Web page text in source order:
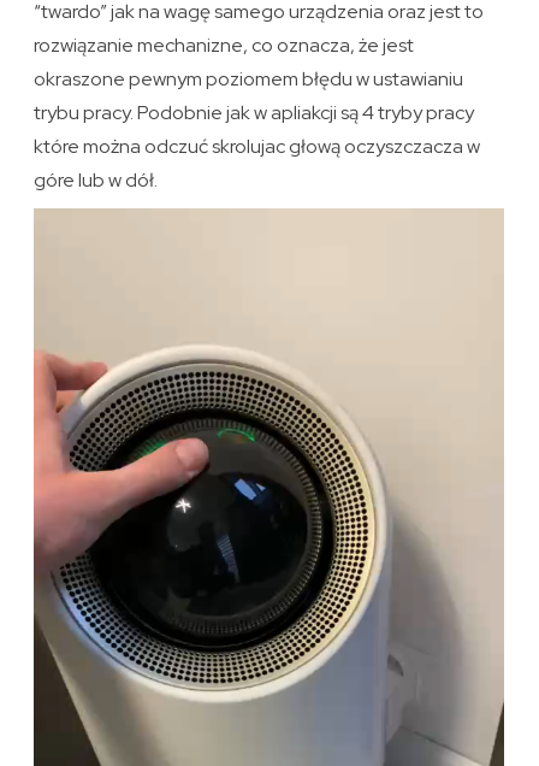
“twardo” jak na wagę samego urządzenia oraz jest to
rozwiązanie mechanizne, co oznacza, że jest
okraszone pewnym poziomem błędu w ustawianiu
trybu pracy. Podobnie jak w apliakcji są 4 tryby pracy
które można odczuć skrolujac głową oczyszczacza w
góre lub w dół.